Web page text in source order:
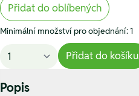
Přidat do oblíbených
Minimální množství pro objednání: 1
Přidat do košíku
Popis